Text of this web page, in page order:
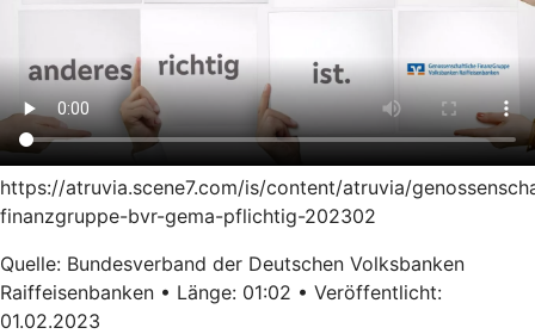
https://atruvia.scene7.com/is/content/atruvia/
finanzgruppe-bvr-gema-pflichtig-202302
Quelle: Bundesverband der Deutschen Volksbanken
Raiffeisenbanken • Länge: 01:02 • Veröffentlicht:
01.02.2023